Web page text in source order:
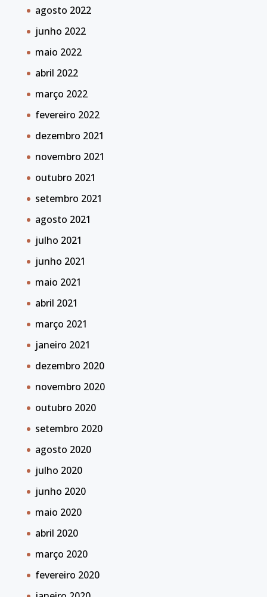
agosto 2022
junho 2022
maio 2022
abril 2022
março 2022
fevereiro 2022
dezembro 2021
novembro 2021
outubro 2021
setembro 2021
agosto 2021
julho 2021
junho 2021
maio 2021
abril 2021
março 2021
janeiro 2021
dezembro 2020
novembro 2020
outubro 2020
setembro 2020
agosto 2020
julho 2020
junho 2020
maio 2020
abril 2020
março 2020
fevereiro 2020